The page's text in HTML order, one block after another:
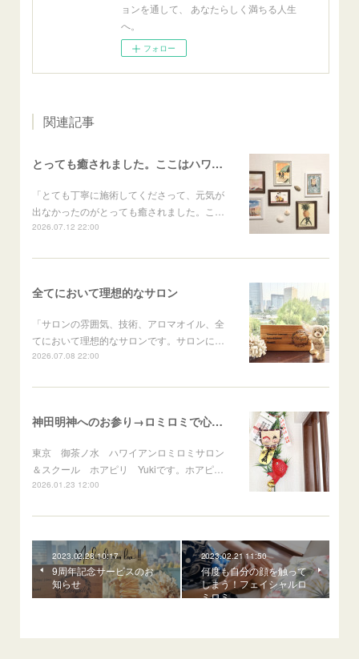
ョンを通して、 あなたらしく満ちる人生
へ。
フォロー
関連記事
とっても癒されました。ここはハワイかな？と思いました
「とても丁寧に施術してくださって、元気が
出なかったのがとっても癒されました。こ…
2026.07.12 22:00
全てにおいて理想的なサロン
「サロンの雰囲気、技術、アロマオイル、全
てにおいて理想的なサロンです。サロンに…
2026.07.08 22:00
神田明神へのお参り→ロミロミで心身のメンテナンス
東京 御茶ノ水 ハワイアンロミロミサロン
＆スクール ホアピリ Yukiです。ホアピ…
2026.01.23 12:00
2023.02.28 10:17
9周年記念サービスのお
知らせ
2023.02.21 11:50
何度も自分の顔を触って
しまう！フェイシャルロ
ミロミ